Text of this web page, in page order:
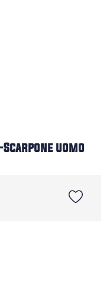
Scarpone uomo